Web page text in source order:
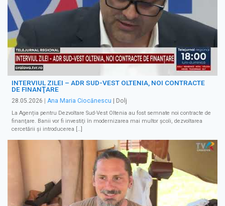
INTERVIUL ZILEI – ADR SUD-VEST OLTENIA, NOI CONTRACTE
DE FINANŢARE
28.05.2026 | Ana Maria Ciocănescu | Dolj
La Agenția pentru Dezvoltare Sud-Vest Oltenia au fost semnate noi contracte de
finanţare. Banii vor fi investiţi în modernizarea mai multor şcoli, dezvoltarea
cercetării și introducerea […]